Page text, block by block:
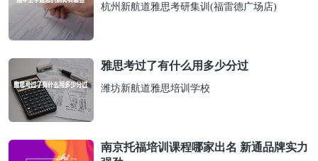
杭州新航道雅思考研集训(福雷德广场店)
雅思考过了有什么用多少分过
潍坊新航道雅思培训学校
南京托福培训课程哪家出名 新通品牌实力